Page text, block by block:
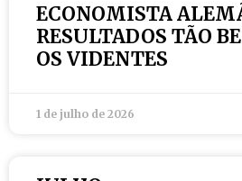
ECONOMISTA
RESULTADOS TÃO
OS VIDENTES
1 de julho de 2026